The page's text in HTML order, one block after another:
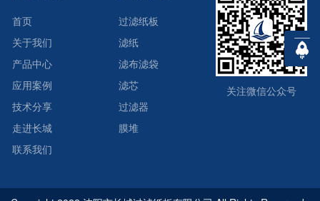
首页
关于我们
产品中心
应用案例
技术分享
走进长城
联系我们
过滤纸板
滤纸
滤布滤袋
滤芯
过滤器
膜堆
关注微信公众号